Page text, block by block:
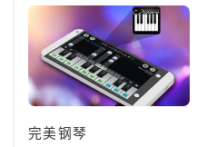
完美钢琴